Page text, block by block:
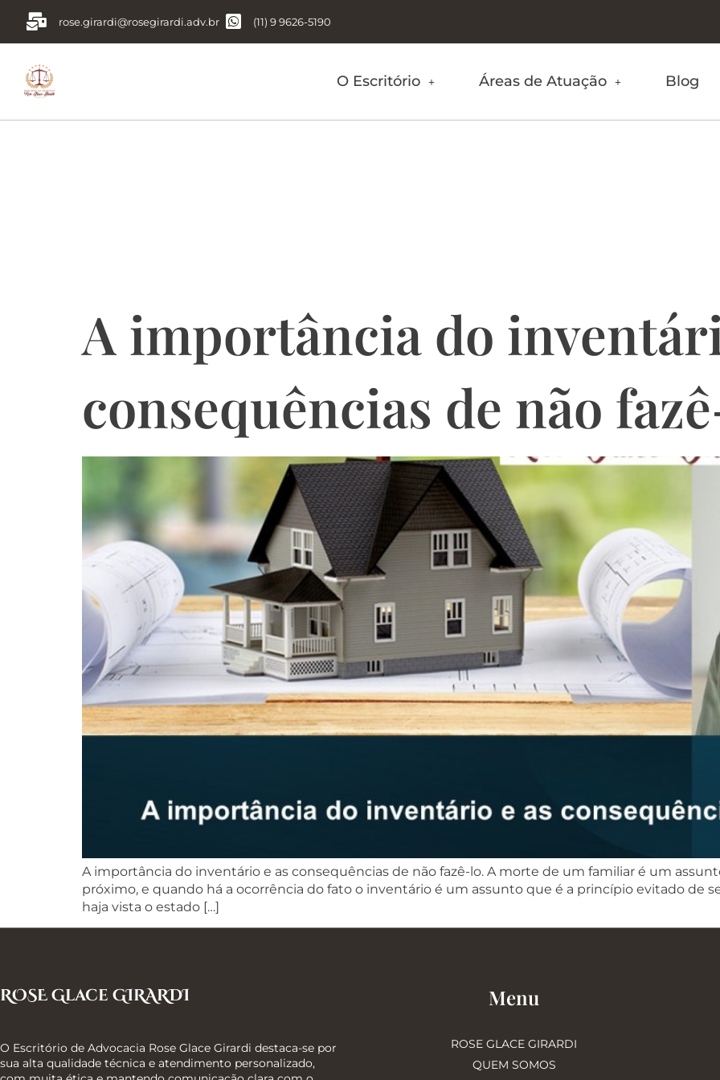
rose.girardi@rosegirardi.adv.br (11) 9 9626-5190
O Escritório Áreas de Atuação Blog
A importância do
consequências de não
A importância do inventário e as consequências de não fazê-lo. A morte de um familiar é um
próximo, e quando há a ocorrência do fato o inventário é um assunto que é a princípio evitado de
haja vista o estado […]
ROSE Glace GIRARDI
O Escritório de Advocacia Rose Glace Girardi destaca-se por
sua alta qualidade técnica e atendimento personalizado,
Menu
ROSE GLACE GIRARDI
QUEM SOMOS